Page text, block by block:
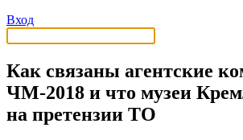
Вход
Как связаны агентские
ЧМ-2018 и что музеи
на претензии ТО